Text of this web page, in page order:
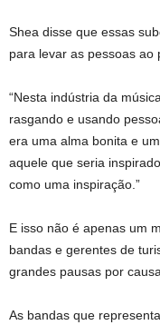
Shea disse que essas
para levar as pessoas ao
“Nesta indústria da
rasgando e usando
era uma alma bonita e
aquele que seria
como uma inspiração.”
E isso não é apenas um
bandas e gerentes de
grandes pausas por
As bandas que